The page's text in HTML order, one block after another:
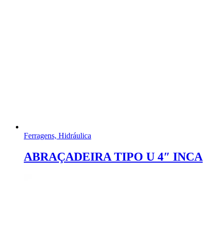
Ferragens, Hidráulica
ABRAÇADEIRA TIPO U 4″ INCA